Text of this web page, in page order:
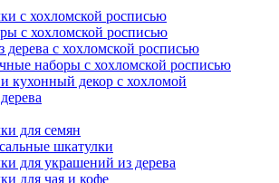
с хохломской росписью
с хохломской росписью
дерева с хохломской росписью
наборы с хохломской росписью
кухонный декор с хохломой
для семян
шкатулки
для украшений из дерева
для чая и кофе